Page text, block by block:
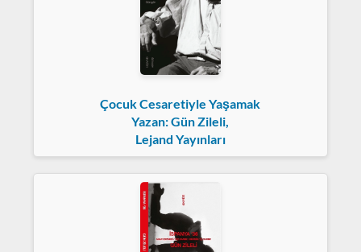
Çocuk Cesaretiyle Yaşamak
Yazan: Gün Zileli,
Lejand Yayınları